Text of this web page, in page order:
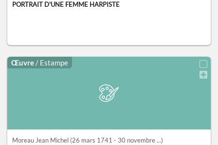
PORTRAIT D'UNE FEMME HARPISTE
Œuvre / Estampe
Moreau Jean Michel (26 mars 1741 - 30 novembre ...)